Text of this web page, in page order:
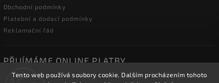
Tento web používá soubory cookie. Dalším procházením tohoto
Obchodní podmínky
Platební a dodací podmínky
Reklamační řád
PŘIJÍMÁME ONLINE PLATBY